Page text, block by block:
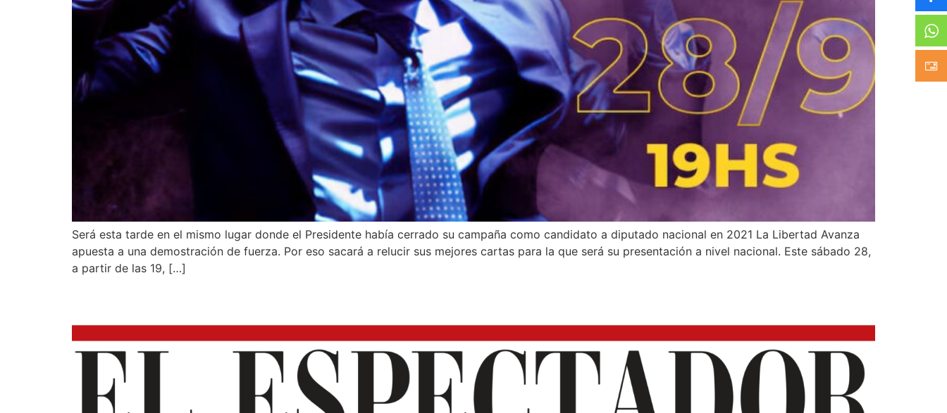
Será esta tarde en el mismo lugar donde el Presidente había cerrado su campaña como candidato a diputado nacional en 2021 La Libertad Avanza
apuesta a una demostración de fuerza. Por eso sacará a relucir sus mejores cartas para la que será su presentación a nivel nacional. Este sábado 28,
a partir de las 19, […]